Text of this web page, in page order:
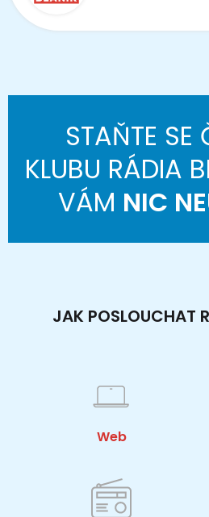
STAŇTE SE
KLUBU RÁDIA
VÁM NIC
JAK POSLOUCHAT
Web